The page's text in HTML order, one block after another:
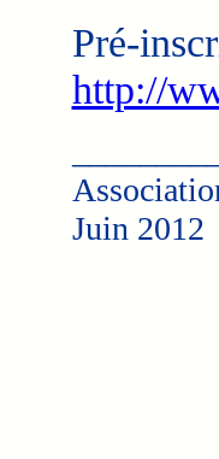
Pré-
http://
Juin 2012